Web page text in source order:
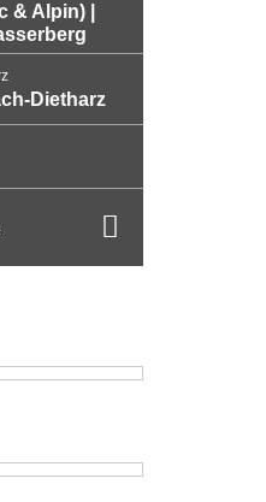
& Alpin) |
Dietharz